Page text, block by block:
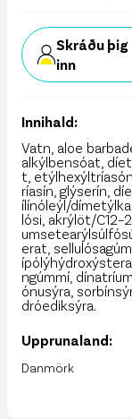
Skráðu þig
inn
Innihald:
Vatn, aloe
alkýlbensóat,
t,
ríasín, glýserín,
ílínóleýl/
lósi, akrýlöt/
erat,
ngúmmí,
ónusýra,
dróediksýra.
Upprunaland:
Danmörk